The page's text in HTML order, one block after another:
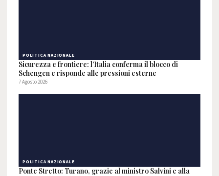
POLITICA NAZIONALE
Sicurezza e frontiere: l’Italia conferma il blocco di
Schengen e risponde alle pressioni esterne
7 Agosto 2026
POLITICA NAZIONALE
Ponte Stretto: Turano, grazie al ministro Salvini e alla